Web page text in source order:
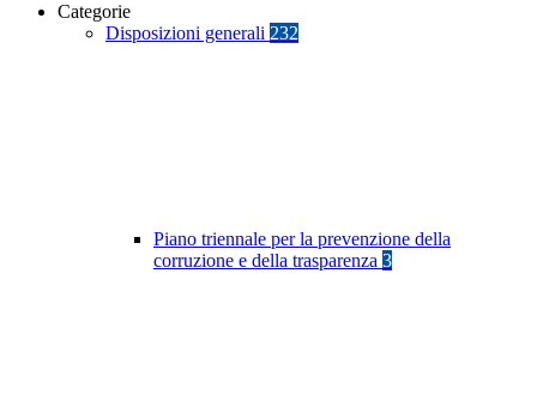
Categorie
Disposizioni generali 232
Piano triennale per la prevenzione della
corruzione e della trasparenza 3